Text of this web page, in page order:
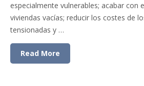
especialmente vulnerables; acabar con
viviendas vacías; reducir los costes de
tensionadas y …
Read More